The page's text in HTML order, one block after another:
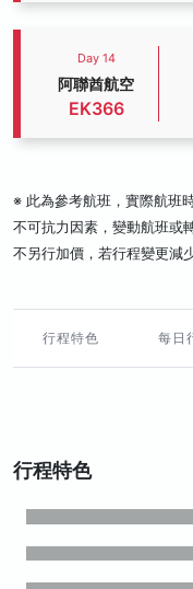
Day 14
阿聯酋航空
EK366
※ 此為參考航班，實際航班
不可抗力因素，變動航班或
不另行加價，若行程變更減
行程特色 每日
行程特色